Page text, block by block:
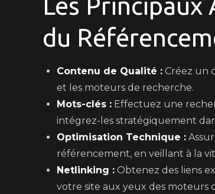
Les Principaux
du
Contenu de Qualité : Créez un
et les moteurs de recherche.
Mots-clés : Effectuez une
intégrez-les stratégiquement
Optimisation Technique :
référencement, en veillant à la
Netlinking : Obtenez des liens
votre site aux yeux des moteurs